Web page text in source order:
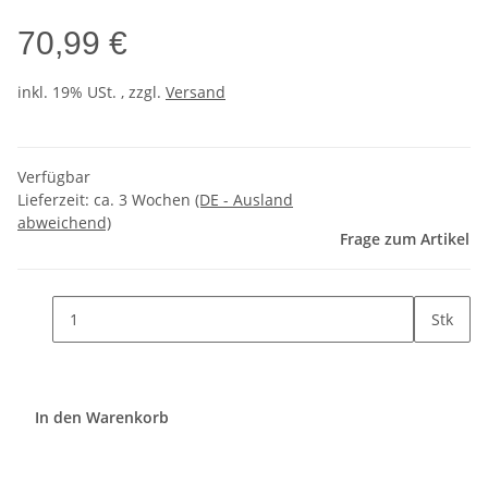
70,99 €
inkl. 19% USt. , zzgl. Versand
Verfügbar
Lieferzeit: ca. 3 Wochen (DE - Ausland
abweichend)
Frage zum Artikel
Stk
In den Warenkorb